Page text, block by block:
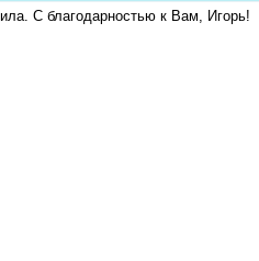
С благодарностью к Вам, Игорь!